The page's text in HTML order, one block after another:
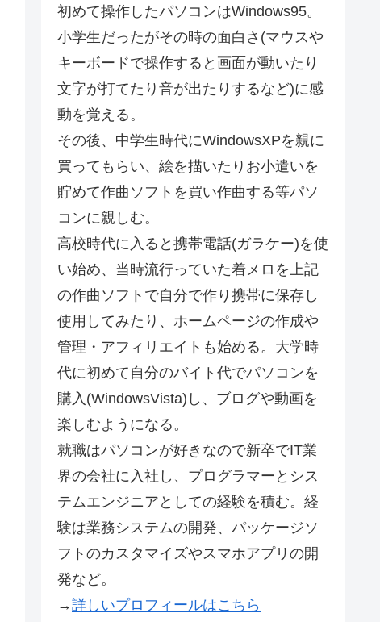
初めて操作したパソコンはWindows95。
小学生だったがその時の面白さ(マウスや
キーボードで操作すると画面が動いたり
文字が打てたり音が出たりするなど)に感
動を覚える。
その後、中学生時代にWindowsXPを親に
買ってもらい、絵を描いたりお小遣いを
貯めて作曲ソフトを買い作曲する等パソ
コンに親しむ。
高校時代に入ると携帯電話(ガラケー)を使
い始め、当時流行っていた着メロを上記
の作曲ソフトで自分で作り携帯に保存し
使用してみたり、ホームページの作成や
管理・アフィリエイトも始める。大学時
代に初めて自分のバイト代でパソコンを
購入(WindowsVista)し、ブログや動画を
楽しむようになる。
就職はパソコンが好きなので新卒でIT業
界の会社に入社し、プログラマーとシス
テムエンジニアとしての経験を積む。経
験は業務システムの開発、パッケージソ
フトのカスタマイズやスマホアプリの開
発など。
→詳しいプロフィールはこちら